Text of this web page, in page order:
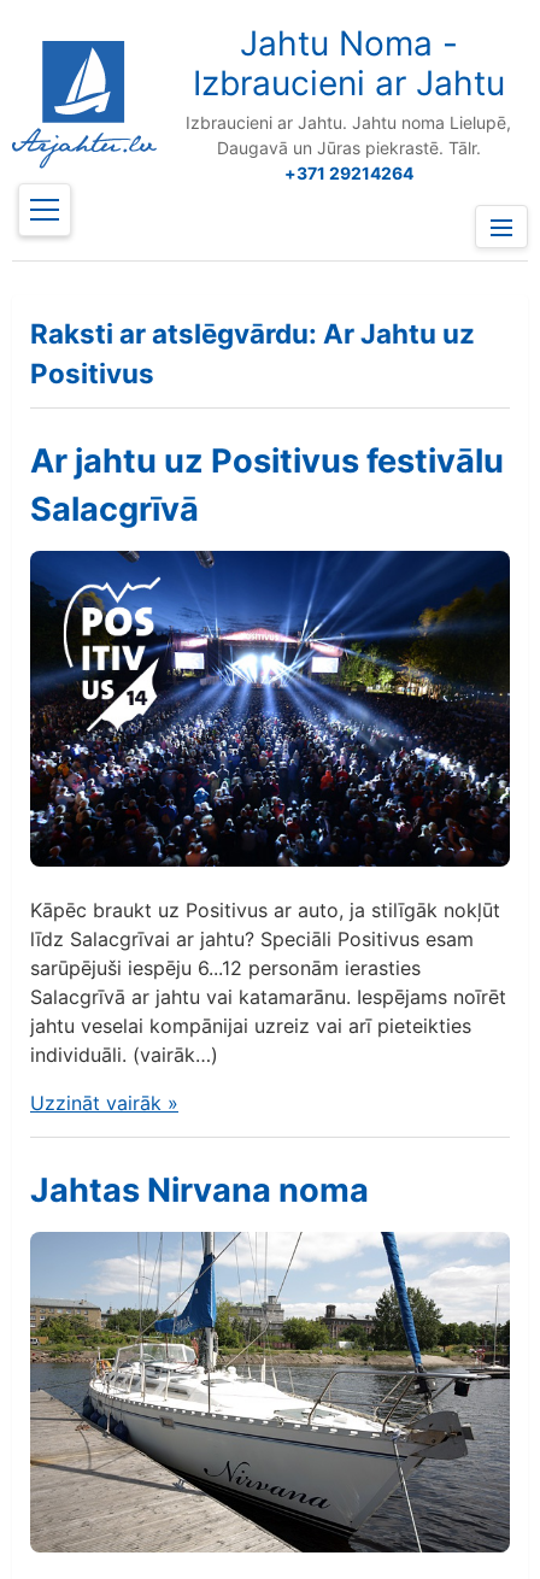
Jahtu Noma -
Izbraucieni ar Jahtu
Izbraucieni ar Jahtu. Jahtu noma Lielupē,
Daugavā un Jūras piekrastē. Tālr.
+371 29214264
Menu
Raksti ar atslēgvārdu: Ar Jahtu uz
Positivus
Ar jahtu uz Positivus festivālu
Salacgrīvā
Kāpēc braukt uz Positivus ar auto, ja stilīgāk nokļūt
līdz Salacgrīvai ar jahtu? Speciāli Positivus esam
sarūpējuši iespēju 6...12 personām ierasties
Salacgrīvā ar jahtu vai katamarānu. Iespējams noīrēt
jahtu veselai kompānijai uzreiz vai arī pieteikties
individuāli. (vairāk…)
Uzzināt vairāk »
Jahtas Nirvana noma